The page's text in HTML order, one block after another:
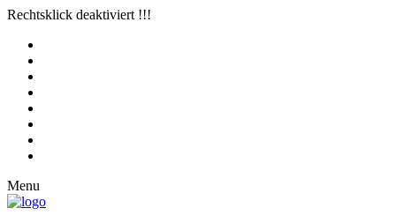
Rechtsklick deaktiviert !!!
Menu